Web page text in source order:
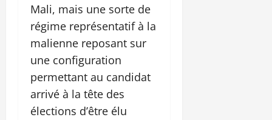
Mali, mais une sorte de
régime représentatif à la
malienne reposant sur
une configuration
permettant au candidat
arrivé à la tête des
élections d’être élu